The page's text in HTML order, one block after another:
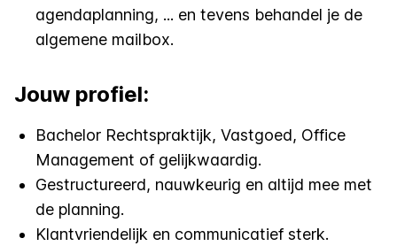
agendaplanning, ... en tevens behandel je de
algemene mailbox.
Jouw profiel:
Bachelor Rechtspraktijk, Vastgoed, Office
Management of gelijkwaardig.
Gestructureerd, nauwkeurig en altijd mee met
de planning.
Klantvriendelijk en communicatief sterk.